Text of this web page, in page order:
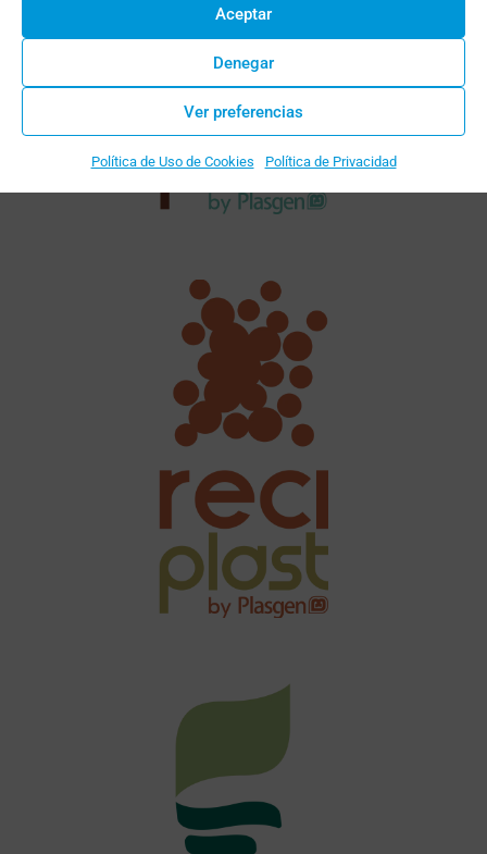
Aceptar
Denegar
Ver preferencias
Política de Uso de Cookies Política de Privacidad